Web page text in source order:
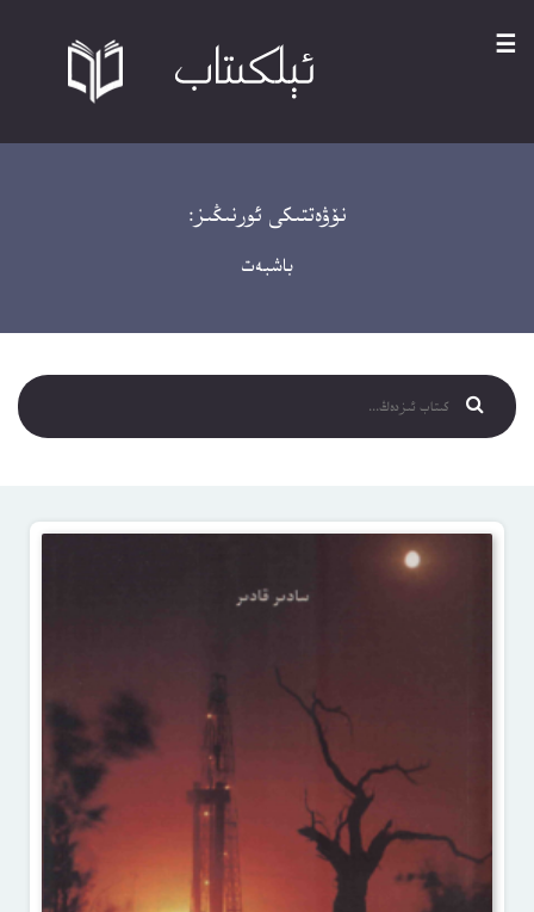
☰
نۆۋەتتىكى ئورنىڭىز:
باشبەت